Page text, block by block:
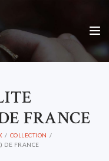
FRANCE
COLLECTION
DE FRANCE